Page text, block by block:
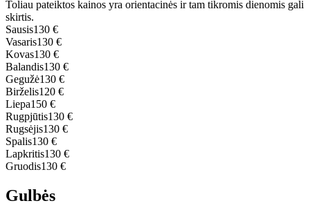
Toliau pateiktos kainos yra orientacinės ir tam tikromis dienomis gali
skirtis.
Sausis130 €
Vasaris130 €
Kovas130 €
Balandis130 €
Gegužė130 €
Birželis120 €
Liepa150 €
Rugpjūtis130 €
Rugsėjis130 €
Spalis130 €
Lapkritis130 €
Gruodis130 €
Gulbės